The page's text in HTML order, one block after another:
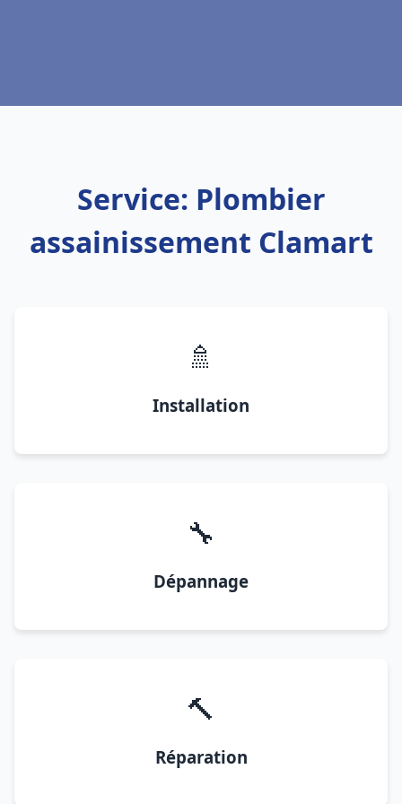
Service: Plombier
assainissement Clamart
🚿
Installation
🔧
Dépannage
🔨
Réparation